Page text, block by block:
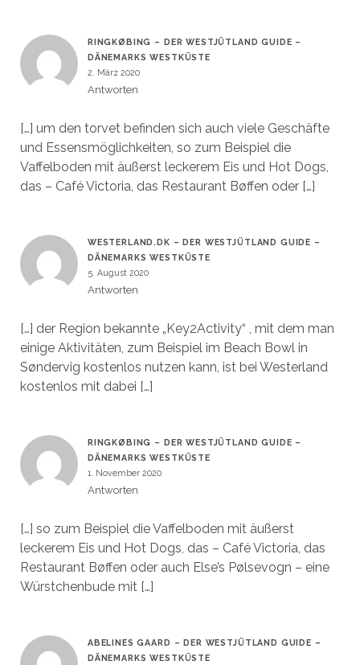
RINGKØBING – DER WESTJÜTLAND GUIDE –
DÄNEMARKS WESTKÜSTE
2. März 2020
Antworten
[…] um den torvet befinden sich auch viele Geschäfte
und Essensmöglichkeiten, so zum Beispiel die
Vaffelboden mit äußerst leckerem Eis und Hot Dogs,
das – Café Victoria, das Restaurant Bøffen oder […]
WESTERLAND.DK – DER WESTJÜTLAND GUIDE –
DÄNEMARKS WESTKÜSTE
5. August 2020
Antworten
[…] der Region bekannte „Key2Activity“ , mit dem man
einige Aktivitäten, zum Beispiel im Beach Bowl in
Søndervig kostenlos nutzen kann, ist bei Westerland
kostenlos mit dabei […]
RINGKØBING – DER WESTJÜTLAND GUIDE –
DÄNEMARKS WESTKÜSTE
1. November 2020
Antworten
[…] so zum Beispiel die Vaffelboden mit äußerst
leckerem Eis und Hot Dogs, das – Café Victoria, das
Restaurant Bøffen oder auch Else’s Pølsevogn – eine
Würstchenbude mit […]
ABELINES GAARD – DER WESTJÜTLAND GUIDE –
DÄNEMARKS WESTKÜSTE